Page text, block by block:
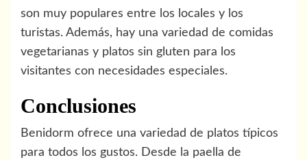
son muy populares entre los locales y los
turistas. Además, hay una variedad de comidas
vegetarianas y platos sin gluten para los
visitantes con necesidades especiales.
Conclusiones
Benidorm ofrece una variedad de platos típicos
para todos los gustos. Desde la paella de